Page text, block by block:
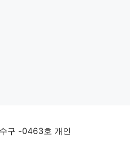
구 -0463호 개인